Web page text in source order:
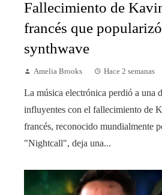
Fallecimiento de
francés que
synthwave
Amelia Brooks Hace 2 semanas
La música electrónica perdió a una
influyentes con el fallecimiento de
francés, reconocido mundialmente
"Nightcall", deja una...